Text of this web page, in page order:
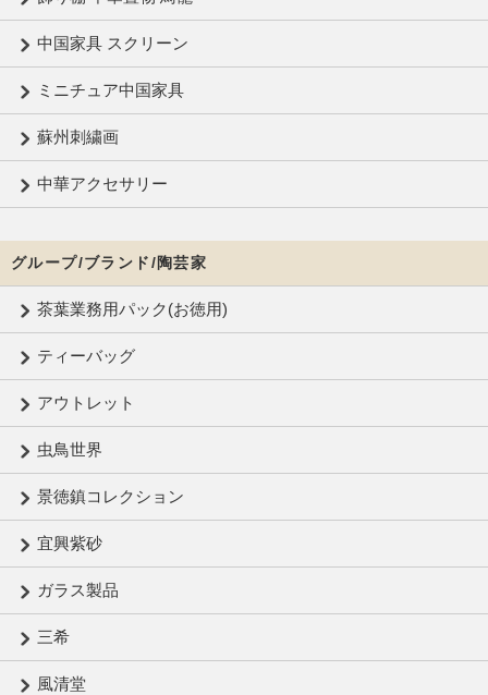
中国家具 スクリーン
ミニチュア中国家具
蘇州刺繍画
中華アクセサリー
グループ/ブランド/陶芸家
茶葉業務用パック(お徳用)
ティーバッグ
アウトレット
虫鳥世界
景徳鎮コレクション
宜興紫砂
ガラス製品
三希
風清堂